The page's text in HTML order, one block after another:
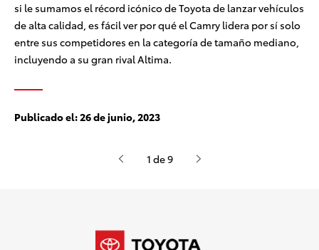
si le sumamos el récord icónico de Toyota de lanzar vehículos
de alta calidad, es fácil ver por qué el Camry lidera por sí solo
entre sus competidores en la categoría de tamaño mediano,
incluyendo a su gran rival Altima.
Publicado el:26 de junio, 2023
1 de 9